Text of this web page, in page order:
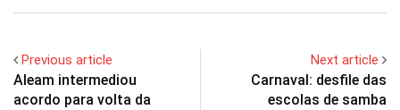
Previous article
Aleam intermediou
acordo para volta da
Next article
Carnaval: desfile das
escolas de samba